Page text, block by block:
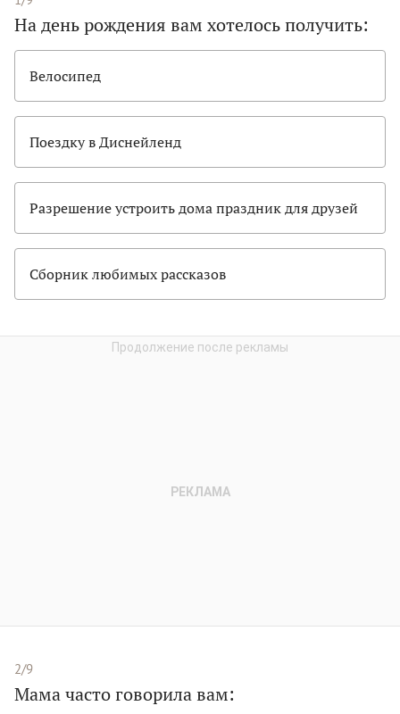
На день рождения вам хотелось получить:
Велосипед
Поездку в Диснейленд
Разрешение устроить дома праздник для друзей
Сборник любимых рассказов
2/9
Мама часто говорила вам: